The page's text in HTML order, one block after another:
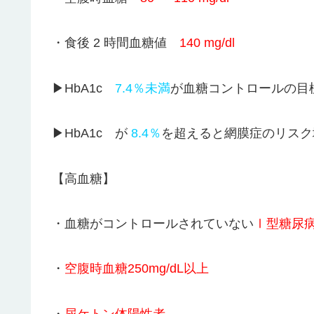
・食後 2 時間血糖値 140 mg/dl
▶HbA1c 7.4％未満が血糖コントロールの目
▶HbA1c が 8.4％ を超えると網膜症のリス
【高血糖】
・血糖がコントロールされていない Ⅰ型糖尿
・ 空腹時血糖250mg/dL以上